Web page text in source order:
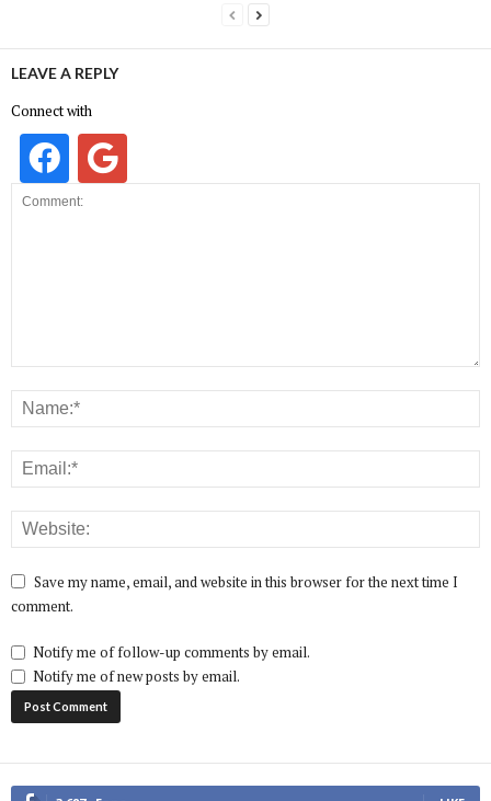
LEAVE A REPLY
Connect with
Save my name, email, and website in this browser for the next time I
comment.
Notify me of follow-up comments by email.
Notify me of new posts by email.